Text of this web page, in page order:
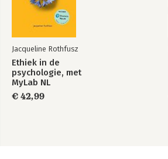
Jacqueline Rothfusz
Ethiek in de
psychologie, met
MyLab NL
toegangscode
€ 42,99